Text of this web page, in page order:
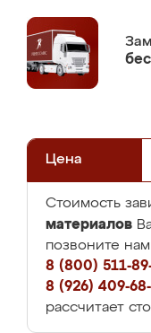
Цена
Стоимость
материалов
позвоните
8 (800) 511-
8 (926) 409-
рассчитает